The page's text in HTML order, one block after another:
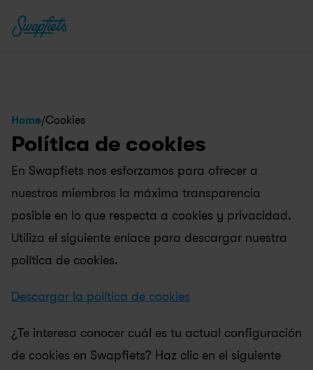
Home/Cookies
Política de cookies
En Swapfiets nos esforzamos para ofrecer a
nuestros miembros la máxima transparencia
posible en lo que respecta a cookies y privacidad.
Utiliza el siguiente enlace para descargar nuestra
política de cookies.
Descargar la política de cookies
¿Te interesa conocer cuál es tu actual configuración
de cookies en Swapfiets? Haz clic en el siguiente